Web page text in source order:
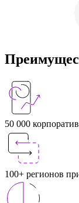
50 000
100+ регионов